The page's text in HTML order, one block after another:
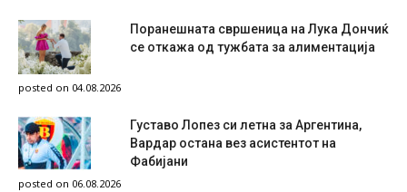
Поранешната свршеница на Лука Дончиќ
се откажа од тужбата за алиментација
posted on 04.08.2026
Густаво Лопез си летна за Аргентина,
Вардар остана вез асистентот на
Фабијани
posted on 06.08.2026